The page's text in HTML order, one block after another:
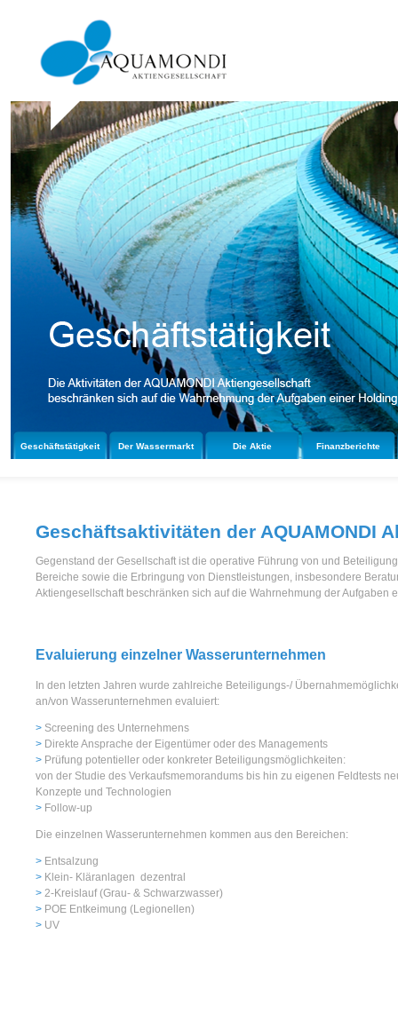
Geschäftstätigkeit Der Wassermarkt Die Aktie Finanzberichte
Geschäftsaktivitäten der AQUAMONDI
Gegenstand der Gesellschaft ist die operative Führung von und
Bereiche sowie die Erbringung von Dienstleistungen, insbesondere
Aktiengesellschaft beschränken sich auf die Wahrnehmung der Aufgaben
Evaluierung einzelner Wasserunternehmen
In den letzten Jahren wurde zahlreiche Beteiligungs-/
an/von Wasserunternehmen evaluiert:
Screening des Unternehmens
Direkte Ansprache der Eigentümer oder des Managements
Prüfung potentieller oder konkreter Beteiligungsmöglichkeiten:
von der Studie des Verkaufsmemorandums bis hin zu eigenen Feldtests
Konzepte und Technologien
Follow-up
Die einzelnen Wasserunternehmen kommen aus den Bereichen:
Entsalzung
Klein- Kläranlagen dezentral
2-Kreislauf (Grau- & Schwarzwasser)
POE Entkeimung (Legionellen)
UV